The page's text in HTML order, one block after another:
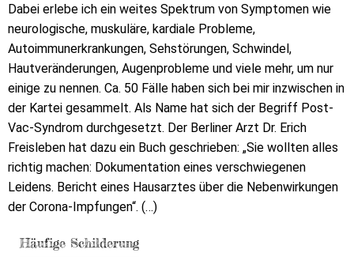
Dabei erlebe ich ein weites Spektrum von Symptomen wie
neurologische, muskuläre, kardiale Probleme,
Autoimmunerkrankungen, Sehstörungen, Schwindel,
Hautveränderungen, Augenprobleme und viele mehr, um nur
einige zu nennen. Ca. 50 Fälle haben sich bei mir inzwischen in
der Kartei gesammelt. Als Name hat sich der Begriff Post-
Vac-Syndrom durchgesetzt. Der Berliner Arzt Dr. Erich
Freisleben hat dazu ein Buch geschrieben: „Sie wollten alles
richtig machen: Dokumentation eines verschwiegenen
Leidens. Bericht eines Hausarztes über die Nebenwirkungen
der Corona-Impfungen“. (…)
Häufige Schilderung